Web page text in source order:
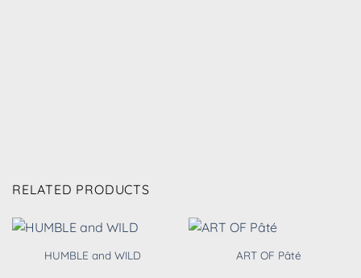
RELATED PRODUCTS
HUMBLE and WILD ART OF Pâté